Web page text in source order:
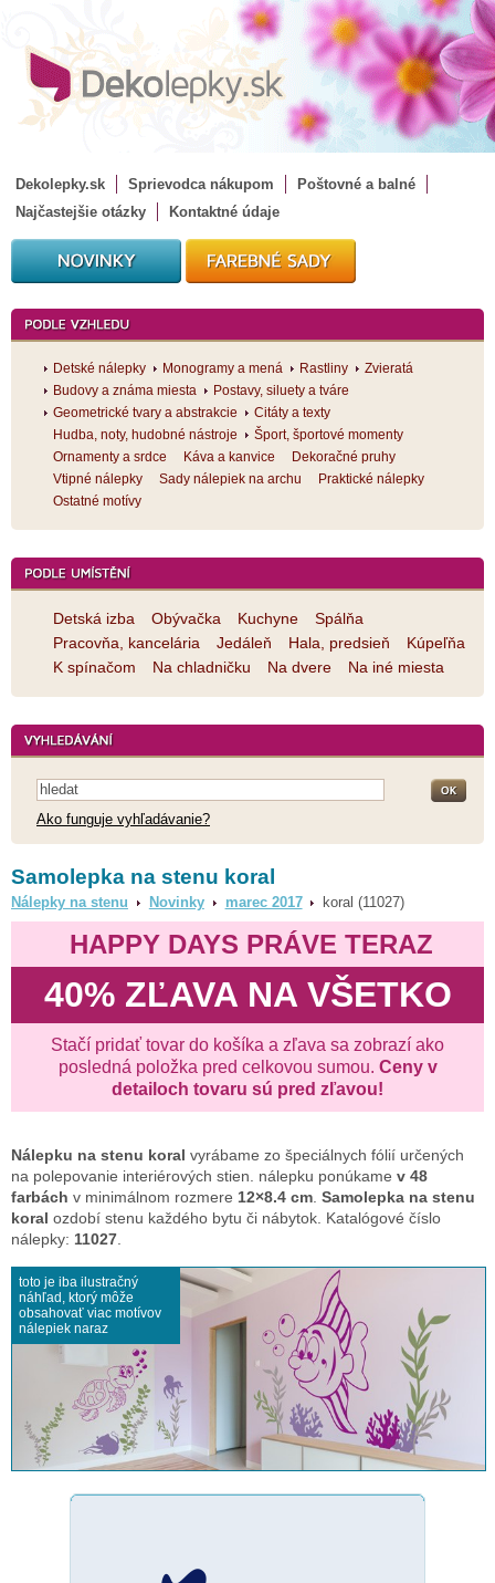
Dekolepky.sk Sprievodca nákupom
Poštovné a balné
Najčastejšie otázky
Kontaktné údaje
Detské nálepky Monogramy a mená Rastliny
Zvieratá
Budovy a známa miesta
Postavy, siluety a tváre
Geometrické tvary a abstrakcie
Citáty a texty
Hudba, noty, hudobné nástroje
Šport, športové momenty
Ornamenty a srdce
Káva a kanvice
Dekoračné pruhy
Vtipné nálepky
Sady nálepiek na archu
Praktické nálepky
Ostatné motívy
Detská izba Obývačka Kuchyne
Spálňa
Pracovňa, kancelária
Jedáleň Hala, predsieň
Kúpeľňa
K spínačom
Na chladničku Na dvere Na iné miesta
Ako funguje vyhľadávanie?
Samolepka na stenu koral
Nálepky na stenu Novinky marec 2017 koral (11027)
HAPPY DAYS PRÁVE TERAZ
40% ZĽAVA NA VŠETKO
Stačí pridať tovar do košíka a zľava sa zobrazí ako
posledná položka pred celkovou sumou. Ceny v
detailoch tovaru sú pred zľavou!
Nálepku na stenu koral vyrábame zo špeciálnych fólií určených
na polepovanie interiérových stien. nálepku ponúkame v 48
farbách v minimálnom rozmere 12×8.4 cm Samolepka na stenu
koral ozdobí stenu každého bytu či nábytok. Katalógové číslo
nálepky: 11027
toto je iba ilustračný
náhľad, ktorý môže
obsahovať viac motívov
nálepiek naraz